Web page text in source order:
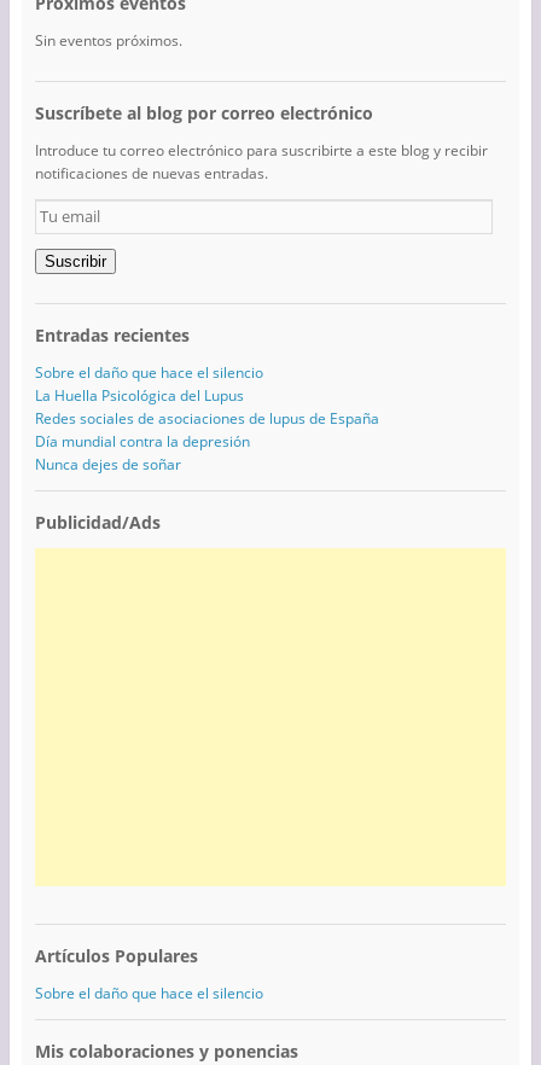
Sin eventos próximos.
Suscríbete al blog por correo electrónico
Introduce tu correo electrónico para suscribirte a este blog y recibir
notificaciones de nuevas entradas.
Tu
email
Suscribir
Entradas recientes
Sobre el daño que hace el silencio
La Huella Psicológica del Lupus
Redes sociales de asociaciones de lupus de España
Día mundial contra la depresión
Nunca dejes de soñar
Publicidad/Ads
Artículos Populares
Sobre el daño que hace el silencio
Mis colaboraciones y ponencias